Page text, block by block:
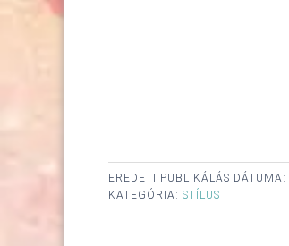
EREDETI PUBLIKÁLÁS DÁTUMA:
KATEGÓRIA: STÍLUS